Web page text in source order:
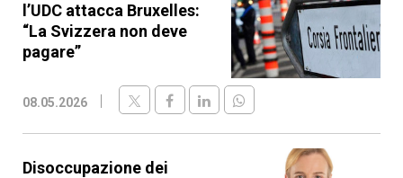
l’UDC attacca Bruxelles:
“La Svizzera non deve
pagare”
08.05.2026
Disoccupazione dei